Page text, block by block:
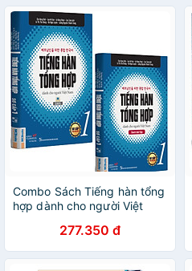
Combo Sách Tiếng hàn tổng
hợp dành cho người Việt
277.350 đ